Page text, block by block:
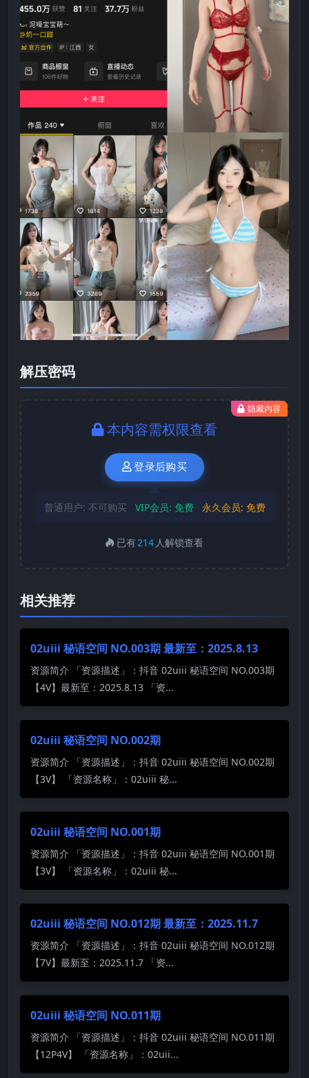
解压密码
隐藏内容
本内容需权限查看
登录后购买
普通用户: 不可购买 VIP会员: 免费 永久会员: 免费
已有214 人解锁查看
相关推荐
02uiii 秘语空间 NO.003期 最新至：2025.8.13
资源简介 「资源描述」：抖音 02uiii 秘语空间 NO.003期
【4V】最新至：2025.8.13 「资...
02uiii 秘语空间 NO.002期
资源简介 「资源描述」：抖音 02uiii 秘语空间 NO.002期
【3V】 「资源名称」：02uiii 秘...
02uiii 秘语空间 NO.001期
资源简介 「资源描述」：抖音 02uiii 秘语空间 NO.001期
【3V】 「资源名称」：02uiii 秘...
02uiii 秘语空间 NO.012期 最新至：2025.11.7
资源简介 「资源描述」：抖音 02uiii 秘语空间 NO.012期
【7V】最新至：2025.11.7 「资...
02uiii 秘语空间 NO.011期
资源简介 「资源描述」：抖音 02uiii 秘语空间 NO.011期
【12P4V】 「资源名称」：02uii...